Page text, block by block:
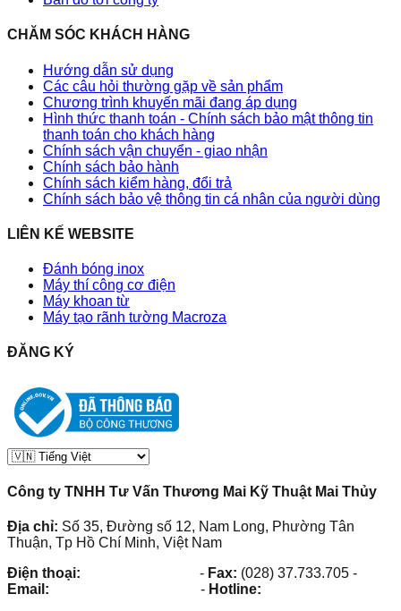
CHĂM SÓC KHÁCH HÀNG
Hướng dẫn sử dụng
Các câu hỏi thường gặp về sản phẩm
Chương trình khuyến mãi đang áp dụng
Hình thức thanh toán - Chính sách bảo mật thông tin
thanh toán cho khách hàng
Chính sách vận chuyển - giao nhận
Chính sách bảo hành
Chính sách kiểm hàng, đổi trả
Chính sách bảo vệ thông tin cá nhân của người dùng
LIÊN KẾ WEBSITE
Đánh bóng inox
Máy thí công cơ điện
Máy khoan từ
Máy tạo rãnh tường Macroza
ĐĂNG KÝ
Công ty TNHH Tư Vấn Thương Mai Kỹ Thuật Mai Thủy
Địa chỉ: Số 35, Đường số 12, Nam Long, Phường Tân
Thuận, Tp Hồ Chí Minh, Việt Nam
Điện thoại:
- Fax: (028) 37.733.705 -
Email:
- Hotline: